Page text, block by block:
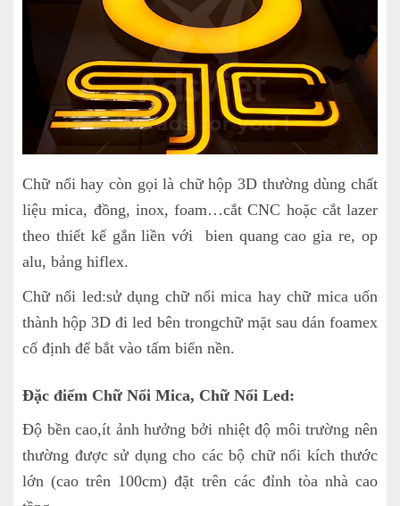
Chữ nổi hay còn gọi là chữ hộp 3D thường dùng chất
liệu mica, đồng, inox, foam…cắt CNC hoặc cắt lazer
theo thiết kế gắn liền với bien quang cao gia re, op
alu, bảng hiflex.
Chữ nổi led:sử dụng chữ nổi mica hay chữ mica uốn
thành hộp 3D đi led bên trongchữ mặt sau dán foamex
cố định để bắt vào tấm biển nền.
Đặc điểm Chữ Nổi Mica, Chữ Nổi Led:
Độ bền cao,ít ảnh hưởng bởi nhiệt độ môi trường nên
thường được sử dụng cho các bộ chữ nổi kích thước
lớn (cao trên 100cm) đặt trên các đỉnh tòa nhà cao